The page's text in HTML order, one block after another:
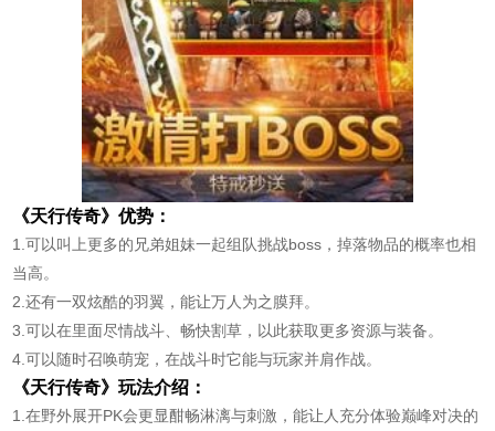
《天行传奇》优势：
1.可以叫上更多的兄弟姐妹一起组队挑战boss，掉落物品的概率也相
当高。
2.还有一双炫酷的羽翼，能让万人为之膜拜。
3.可以在里面尽情战斗、畅快割草，以此获取更多资源与装备。
4.可以随时召唤萌宠，在战斗时它能与玩家并肩作战。
《天行传奇》玩法介绍：
1.在野外展开PK会更显酣畅淋漓与刺激，能让人充分体验巅峰对决的